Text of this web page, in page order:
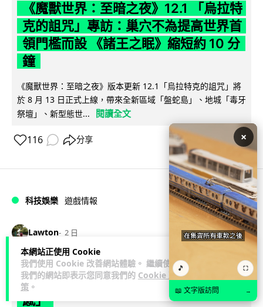
本網站正使用 Cookie
我們使用 Cookie 改善網站體驗。 繼續使用
我們的網站即表示您同意我們的 Cookie 政
策 。
《魔獸世界：至暗之夜》12.1 「烏拉特
克的詛咒」專訪：巢穴不為提高世界首
領門檻而設 《諸王之眠》縮短約 10 分
鐘
《魔獸世界：至暗之夜》版本更新 12.1「烏拉特克的詛咒」將
於 8 月 13 日正式上線，帶來全新區域「盤蛇島」、地城「毒牙
祭壇」、新型態世...
閱讀全文
116 分享
科技娛樂 遊戲情報
Lawton 2 日
日本二手遊戲店減 90% 門市 業績反增
四成 "懷舊"在 Z 世代變成最潮「新鮮
感」
×
🎵 ⛶
📖 文字版訪問 →